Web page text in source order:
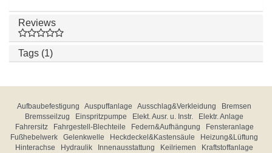
Reviews
Tags (1)
Aufbaubefestigung Auspuffanlage Ausschlag&Verkleidung
Bremsen
Bremsseilzug
Einspritzpumpe Elekt. Ausr. u. Instr.
Elektr. Anlage
Fahrersitz
Fahrgestell-Blechteile Federn&Aufhängung
Fensteranlage
Fußhebelwerk
Gelenkwelle Heckdeckel&Kastensäule
Heizung&Lüftung
Hinterachse
Hydraulik Innenausstattung Keilriemen
Kraftstoffanlage